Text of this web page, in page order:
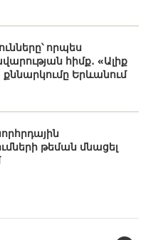
որպես
հիմք․ «Ալիք
քննարկումը Երևանում
թեման մնացել